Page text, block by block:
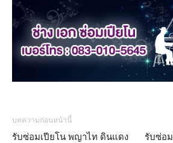
บทความก่อนหน้านี้
รับซ่อมเปียโน พญาไท ดินแดง
รับซ่อ